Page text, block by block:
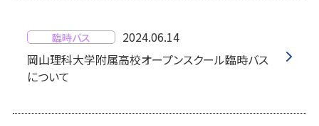
臨時バス
2024.06.14
岡山理科大学附属高校オープンスクール臨時バス
について